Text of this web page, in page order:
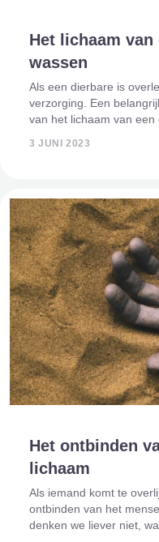
Het lichaam van
wassen
Als een dierbare is
verzorging. Een
van het lichaam van
3 JUNI 2023
Het ontbinden
lichaam
Als iemand komt te
ontbinden van het
denken we liever niet,